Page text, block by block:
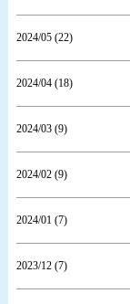
2024/05 (22)
2024/04 (18)
2024/03 (9)
2024/02 (9)
2024/01 (7)
2023/12 (7)